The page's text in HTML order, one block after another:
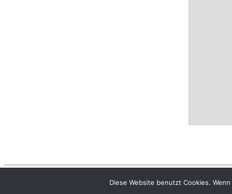
Rudergesellschaft Germania Kiel wird mit Stolz
Diese Website benutzt Cookies.